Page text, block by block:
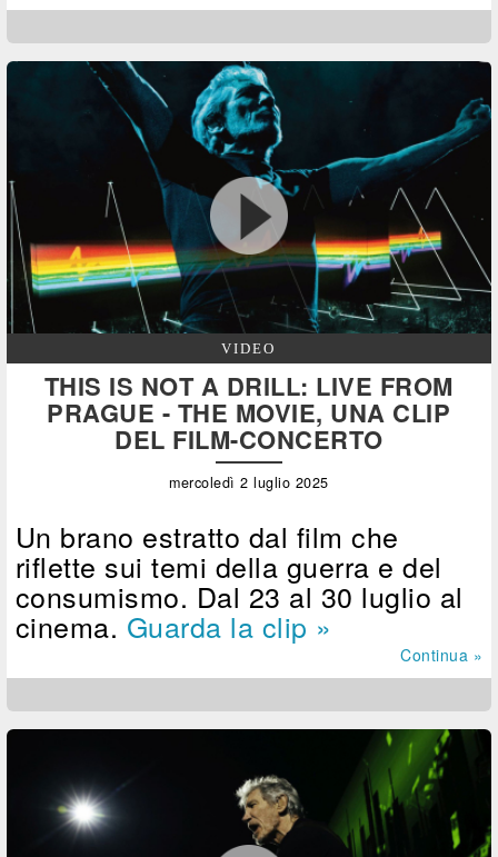
VIDEO
THIS IS NOT A DRILL: LIVE FROM
PRAGUE - THE MOVIE, UNA CLIP
DEL FILM-CONCERTO
mercoledì 2 luglio 2025
Un brano estratto dal film che
riflette sui temi della guerra e del
consumismo. Dal 23 al 30 luglio al
cinema. Guarda la clip »
Continua »